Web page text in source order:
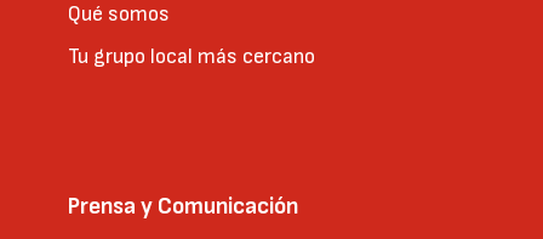
Qué somos
Tu grupo local más cercano
Prensa y Comunicación